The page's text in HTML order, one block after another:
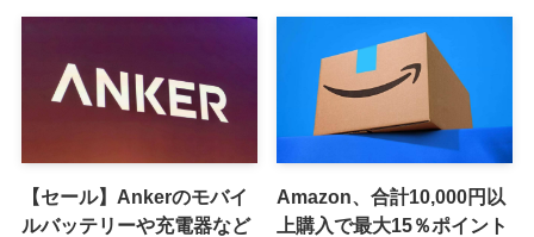
Plus)｣の一般販売を開始
【セール】Ankerのモバイ
ルバッテリーや充電器など
Amazon、合計10,000円以
上購入で最大15％ポイント